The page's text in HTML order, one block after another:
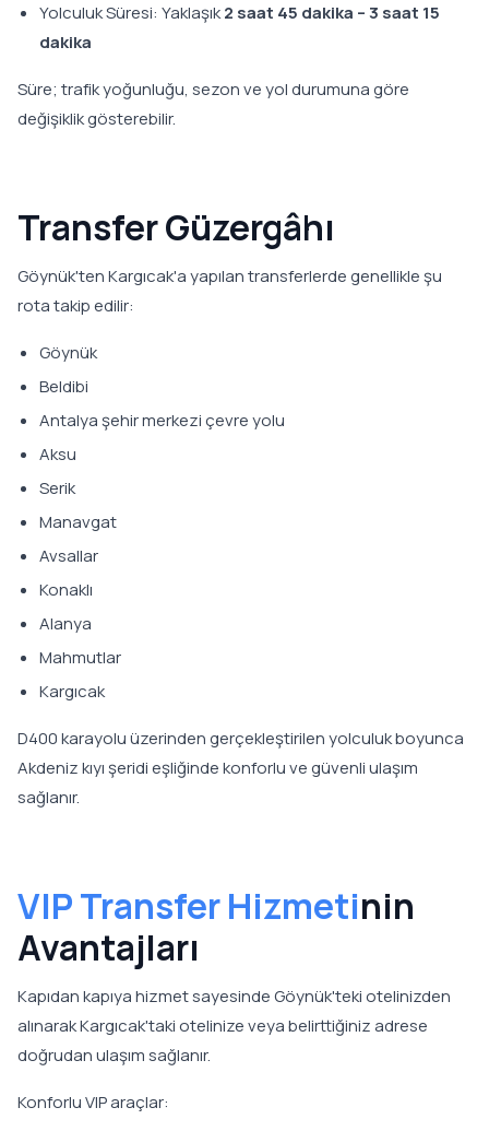
Yolculuk Süresi: Yaklaşık2 saat 45 dakika – 3 saat 15
dakika
Süre; trafik yoğunluğu, sezon ve yol durumuna göre
değişiklik gösterebilir.
Transfer Güzergâhı
Göynük'ten Kargıcak'a yapılan transferlerde genellikle şu
rota takip edilir:
Göynük
Beldibi
Antalya şehir merkezi çevre yolu
Aksu
Serik
Manavgat
Avsallar
Konaklı
Alanya
Mahmutlar
Kargıcak
D400 karayolu üzerinden gerçekleştirilen yolculuk boyunca
Akdeniz kıyı şeridi eşliğinde konforlu ve güvenli ulaşım
sağlanır.
VIP Transfer Hizmetinin
Avantajları
Kapıdan kapıya hizmet sayesinde Göynük'teki otelinizden
alınarak Kargıcak'taki otelinize veya belirttiğiniz adrese
doğrudan ulaşım sağlanır.
Konforlu VIP araçlar: